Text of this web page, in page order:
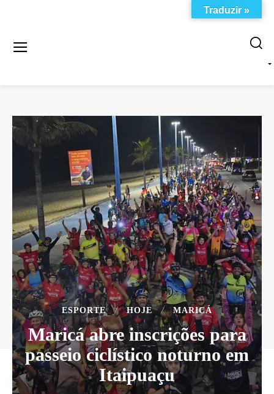
ESPORTE HOJE MARICÁ
Maricá abre inscrições para
passeio ciclístico noturno em
Itaipuaçu
Traduzir »